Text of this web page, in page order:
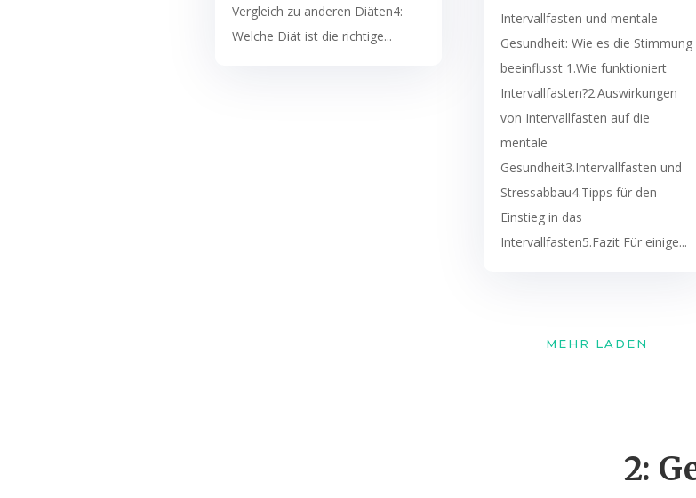
Vergleich zu anderen Diäten4:
Welche Diät ist die richtige...
Intervallfasten und mentale
Gesundheit: Wie es die Stimmung
beeinflusst 1.Wie funktioniert
Intervallfasten?2.Auswirkungen
von Intervallfasten auf die
mentale
Gesundheit3.Intervallfasten und
Stressabbau4.Tipps für den
Einstieg in das
Intervallfasten5.Fazit Für einige...
MEHR LADEN
2: